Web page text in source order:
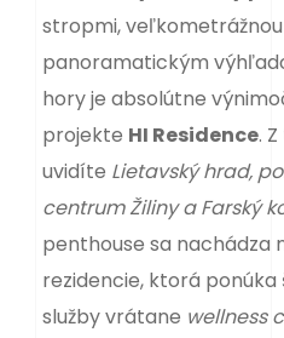
stropmi,
panoramatickým
hory je absolútne
projekte HI Residence.
uvidíte Lietavský hrad,
centrum Žiliny a Farský
penthouse sa nachádza
rezidencie, ktorá
služby vrátane wellness